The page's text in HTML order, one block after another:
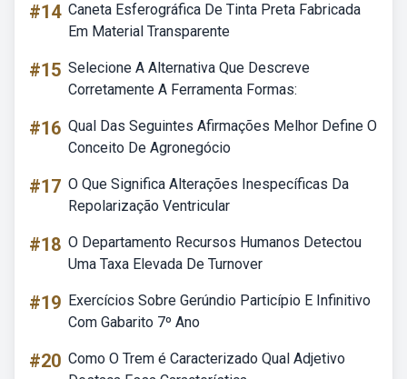
#14 Caneta Esferográfica De Tinta Preta Fabricada
Em Material Transparente
#15 Selecione A Alternativa Que Descreve
Corretamente A Ferramenta Formas:
#16 Qual Das Seguintes Afirmações Melhor Define O
Conceito De Agronegócio
#17 O Que Significa Alterações Inespecíficas Da
Repolarização Ventricular
#18 O Departamento Recursos Humanos Detectou
Uma Taxa Elevada De Turnover
#19 Exercícios Sobre Gerúndio Particípio E Infinitivo
Com Gabarito 7º Ano
#20 Como O Trem é Caracterizado Qual Adjetivo